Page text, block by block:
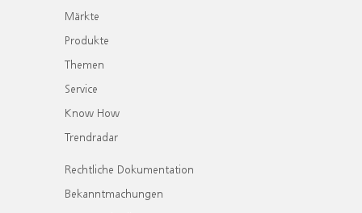
Märkte
Produkte
Themen
Service
Know How
Trendradar
Rechtliche Dokumentation
Bekanntmachungen